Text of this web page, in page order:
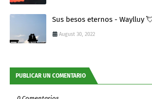
Sus besos eternos - Waylluy
August 30, 2022
PUBLICAR UN COMENTARIO